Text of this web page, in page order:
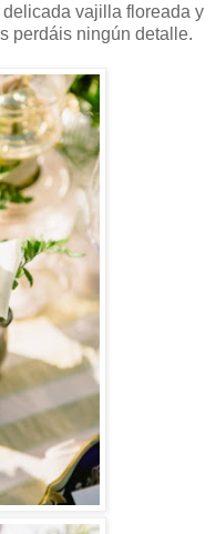
delicada vajilla floreada y
perdáis ningún detalle.